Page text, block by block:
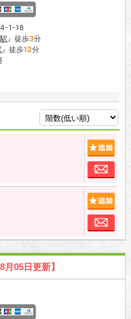
4-1-18
』徒歩3分
』徒歩12分
お
お
月05日更新】